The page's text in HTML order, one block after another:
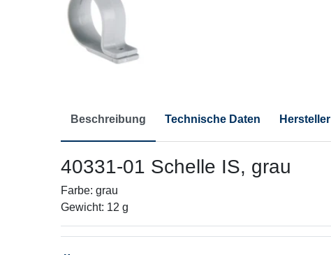
Beschreibung Technische Daten Hersteller
40331-01 Schelle IS, grau
Farbe: grau
Gewicht: 12 g